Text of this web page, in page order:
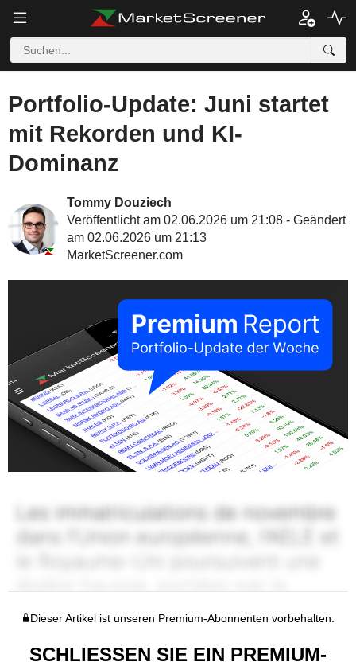
Portfolio-Update: Juni startet
mit Rekorden und KI-
Dominanz
Tommy Douziech
Veröffentlicht am 02.06.2026 um 21:08 - Geändert
am 02.06.2026 um 21:13
MarketScreener.com
Dieser Artikel ist unseren Premium-Abonnenten vorbehalten.
SCHLIESSEN SIE EIN PREMIUM-